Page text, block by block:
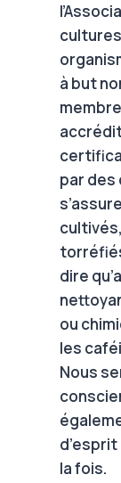
à but
par des
dire
ou
les
Nous
la fois.